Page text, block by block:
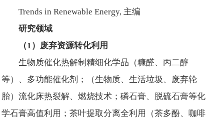
Trends in Renewable Energy, 主编
研究领域
（1 ）废弃资源转化利用
生物质催化热解制精细化学品（糠醛、丙二醇
等）、多功能催化剂；（生物质、生活垃圾、废弃轮
胎）流化床热裂解、燃烧技术；磷石膏、脱硫石膏等化
学石膏高值利用；茶叶提取分离全利用（茶多酚、咖啡